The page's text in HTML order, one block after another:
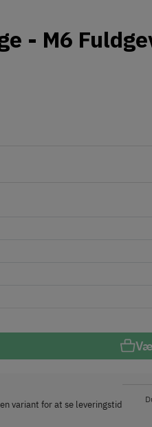
- M6
variant for at se leveringstid